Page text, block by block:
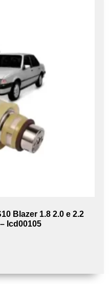
Blazer 1.8 2.0 e 2.2
Icd00105